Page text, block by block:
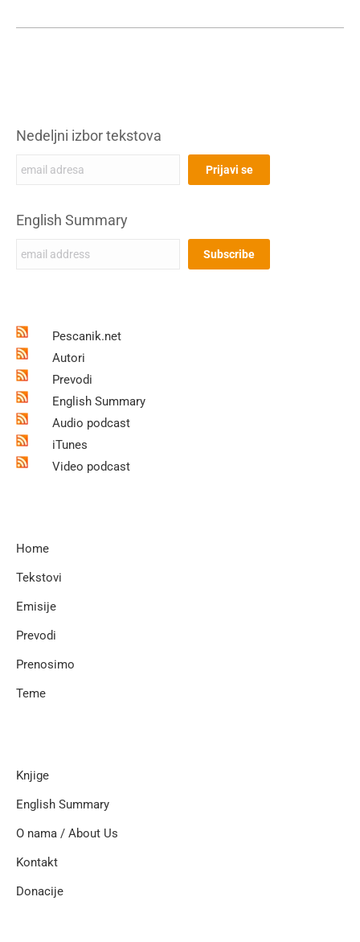
Nedeljni izbor tekstova
English Summary
Pescanik.net
Autori
Prevodi
English Summary
Audio podcast
iTunes
Video podcast
Home
Tekstovi
Emisije
Prevodi
Prenosimo
Teme
Knjige
English Summary
O nama / About Us
Kontakt
Donacije